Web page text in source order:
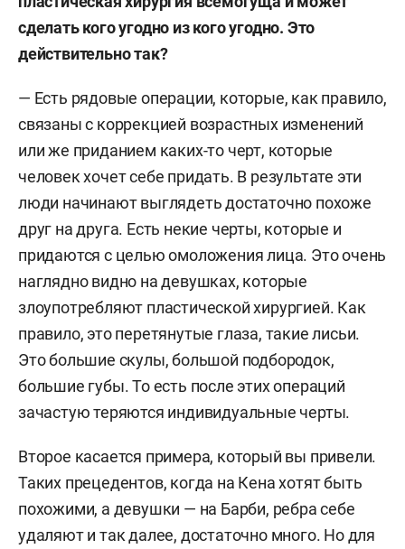
За свою практику сделал почти 5 тыс. операций.
Член российского общества пластических,
реконструктивных и эстетических хирургов.
сделать кого угодно из кого угодно. Это
действительно так?
— Есть рядовые операции, которые, как правило,
связаны с коррекцией возрастных изменений
или же приданием каких-то черт, которые
человек хочет себе придать. В результате эти
люди начинают выглядеть достаточно похоже
друг на друга. Есть некие черты, которые и
придаются с целью омоложения лица. Это очень
наглядно видно на девушках, которые
злоупотребляют пластической хирургией. Как
правило, это перетянутые глаза, такие лисьи.
Это большие скулы, большой подбородок,
большие губы. То есть после этих операций
зачастую теряются индивидуальные черты.
Второе касается примера, который вы привели.
Таких прецедентов, когда на Кена хотят быть
похожими, а девушки — на Барби, ребра себе
удаляют и так далее, достаточно много. Но для